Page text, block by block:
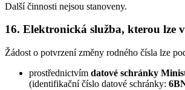
Další činnosti nejsou stanoveny.
16. Elektronická služba, kterou lze
Žádost o potvrzení změny rodného čísla lze
prostřednictvím datové schránky
(identifikační číslo datové schránky: